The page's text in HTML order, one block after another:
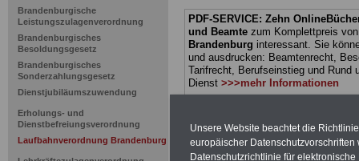
Brandenburgische
Leistungszulagenverordnung
Brandenburgisches
Besoldungsgesetz
Brandenburgisches
Sonderzahlungsgesetz
Dienstjubiläumszuwendung
Erholungs- und
Dienstbefreiungsverordnung
Laufbahnverordnung Brandenburg
PDF-SERVICE: Zehn
und Beamte zum Komplettpreis von
Brandenburg interessant. Sie
und ausdrucken: Beamtenrecht,
Tarifrecht, Berufseinstieg und Rund
Dienst >>>mehr Informationen
>>>zur
Unsere Website beachtet die
europäischer
Datenschutzrichtlinie für